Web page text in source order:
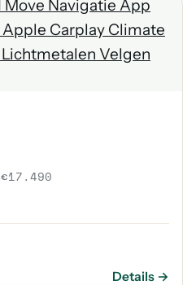
€17.490
Details →